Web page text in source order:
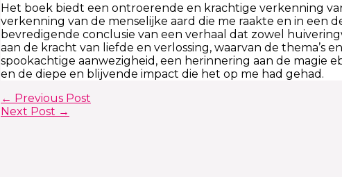
Het boek biedt een ontroerende en krachtige verkenning
verkenning van de menselijke aard die me raakte en in een
bevredigende conclusie van een verhaal dat zowel
aan de kracht van liefde en verlossing, waarvan de thema’s
spookachtige aanwezigheid, een herinnering aan de magie
en de diepe en blijvende impact die het op me had gehad.
← Previous Post
Next Post →